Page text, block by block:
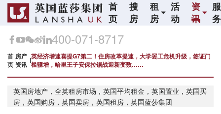
首
页
搜
房
租
房
活
动
资
讯
服
务
400-071-8717
首
页
房产
资讯
英经济增速喜提G7第二！住房改革提速，大学罢工危机升级，签证门
槛骤增，哈里王子安保拉锯战迎新变数……
英国房地产，全英租房市场，英国平均租金，英国置业，英国买
房，英国购房，英国卖房，英国租房，英国蓝莎集团